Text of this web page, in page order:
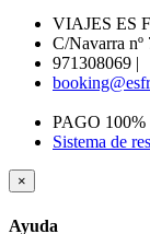
VIAJES ES
C/Navarra nº
971308069
PAGO
Sistema de
×
Ayuda